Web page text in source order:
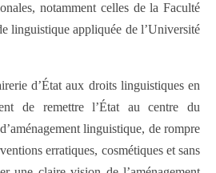
notamment celles de la Faculté
linguistique appliquée de l’Université
d’État aux droits linguistiques en
de remettre l’État au centre du
linguistique, de rompre
erratiques, cosmétiques et sans